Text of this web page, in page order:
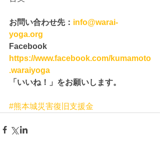
お問い合わせ先： info@warai-
yoga.org
Facebook
https://www.facebook.com/kumamoto
.waraiyoga
「いいね！」をお願いします。
#熊本城災害復旧支援金